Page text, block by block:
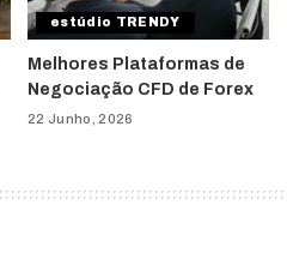
estúdio TRENDY
Melhores Plataformas de
Negociação CFD de Forex
22 Junho, 2026